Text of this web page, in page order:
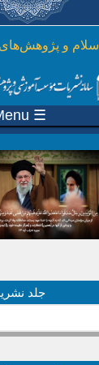
رفتن به محتوای
اسلام و
☰ Menu
جلد